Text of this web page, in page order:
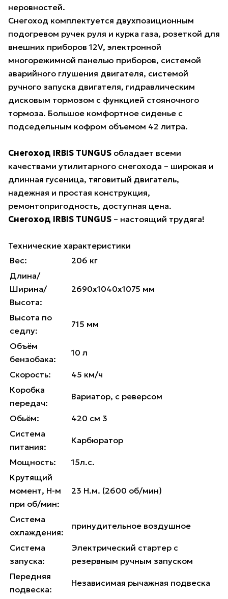
неровностей.
Снегоход комплектуется двухпозиционным
подогревом ручек руля и курка газа, розеткой для
внешних приборов 12V, электронной
многорежимной панелью приборов, системой
аварийного глушения двигателя, системой
ручного запуска двигателя, гидравлическим
дисковым тормозом с функцией стояночного
тормоза. Большое комфортное сиденье с
подседельным кофром объемом 42 литра.
Снегоход IRBIS TUNGUS обладает всеми
качествами утилитарного снегохода – широкая и
длинная гусеница, тяговитый двигатель,
надежная и простая конструкция,
ремонтопригодность, доступная цена.
Снегоход IRBIS TUNGUS – настоящий трудяга!
Технические характеристики
Вес:
206 кг
Длина/
Ширина/
Высота:
2690х1040х1075 мм
Высота по
седлу:
715 мм
Объём
бензобака:
10 л
Скорость:
45 км/ч
Коробка
передач:
Вариатор, с реверсом
Обьём:
420 см 3
Система
питания:
Карбюратор
Мощность:
15л.с.
Крутящий
момент, Н-м
при об/мин:
23 Н.м. (2600 об/мин)
Система
охлаждения:
принудительное воздушное
Система
запуска:
Электрический стартер с
резервным ручным запуском
Передняя
подвеска:
Независимая рычажная подвеска